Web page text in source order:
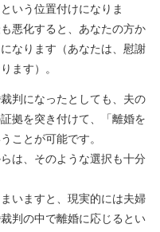
いう位置付けになりま
悪化すると、あなたの方か
なります（あなたは、慰謝
ます）。
判になったとしても、夫の
拠を突き付けて、「離婚を
ことが可能です。
は、そのような選択も十分
いますと、現実的には夫婦
判の中で離婚に応じるとい